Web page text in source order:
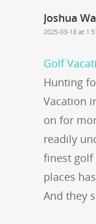
Joshua
2025-03-18 at
Golf
Hunting
Vacation
on for
readily
finest golf
places
And they